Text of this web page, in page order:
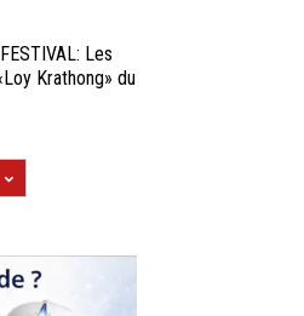
Les
Krathong» du